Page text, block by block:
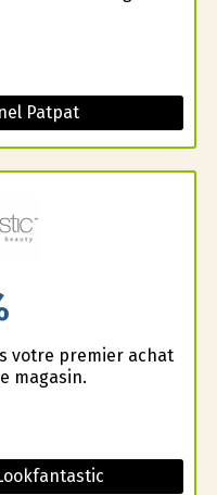
Patpat
votre premier achat
magasin.